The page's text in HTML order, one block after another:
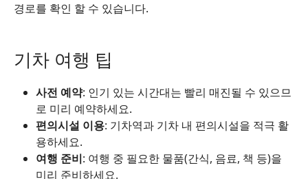
경로를 확인 할 수 있습니다.
기차 여행 팁
사전 예약: 인기 있는 시간대는 빨리 매진될 수 있으므
로 미리 예약하세요.
편의시설 이용: 기차역과 기차 내 편의시설을 적극 활
용하세요.
여행 준비: 여행 중 필요한 물품(간식, 음료, 책 등)을
미리 준비하세요.